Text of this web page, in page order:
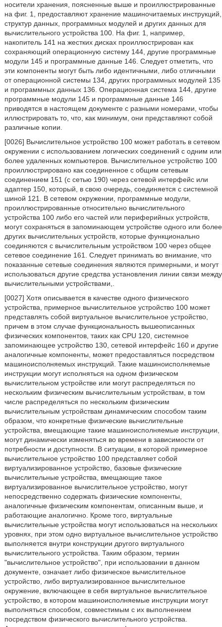
носители хранения, поясненные выше и проиллюстрированные
на фиг. 1, предоставляют хранение машиночитаемых инструкций,
структур данных, программных модулей и других данных для
вычислительного устройства 100. На фиг. 1, например,
накопитель 141 на жестких дисках проиллюстрирован как
сохраняющий операционную систему 144, другие программные
модули 145 и программные данные 146. Следует отметить, что
эти компоненты могут быть либо идентичными, либо отличными
от операционной системы 134, других программных модулей 135
и программных данных 136. Операционная система 144, другие
программные модули 145 и программные данные 146
приводятся в настоящем документе с разными номерами, чтобы
иллюстрировать то, что, как минимум, они представляют собой
различные копии.
[0026] Вычислительное устройство 100 может работать в сетевом
окружении с использованием логических соединений с одним или
более удаленных компьютеров. Вычислительное устройство 100
проиллюстрировано как соединенное с общим сетевым
соединением 151 (с сетью 190) через сетевой интерфейс или
адаптер 150, который, в свою очередь, соединяется с системной
шиной 121. В сетевом окружении, программные модули,
проиллюстрированные относительно вычислительного
устройства 100 либо его частей или периферийных устройств,
могут сохраняться в запоминающем устройстве одного или более
других вычислительных устройств, которые функционально
соединяются с вычислительным устройством 100 через общее
сетевое соединение 161. Следует принимать во внимание, что
показанные сетевые соединения являются примерными, и могут
использоваться другие средства установления линии связи между
вычислительными устройствами,.
[0027] Хотя описывается в качестве одного физического
устройства, примерное вычислительное устройство 100 может
представлять собой виртуальное вычислительное устройство,
причем в этом случае функциональность вышеописанных
физических компонентов, таких как CPU 120, системное
запоминающее устройство 130, сетевой интерфейс 160 и другие
аналогичные компоненты, может предоставляться посредством
машиноисполняемых инструкций. Такие машиноисполняемые
инструкции могут исполняться на одном физическом
вычислительном устройстве или могут распределяться по
нескольким физическим вычислительным устройствам, в том
числе распределяться по нескольким физическим
вычислительным устройствам динамическим способом таким
образом, что конкретные физические вычислительные
устройства, вмещающие такие машиноисполняемые инструкции,
могут динамически изменяться во времени в зависимости от
потребности и доступности. В ситуации, в которой примерное
вычислительное устройство 100 представляет собой
виртуализированное устройство, базовые физические
вычислительные устройства, вмещающие такое
виртуализированное вычислительное устройство, могут
непосредственно содержать физические компоненты,
аналогичные физическим компонентам, описанным выше, и
работающие аналогично. Кроме того, виртуальные
вычислительные устройства могут использоваться на нескольких
уровнях, при этом одно виртуальное вычислительное устройство
выполняется внутри конструкции другого виртуального
вычислительного устройства. Таким образом, термин
"вычислительное устройство", при использовании в данном
документе, означает либо физическое вычислительное
устройство, либо виртуализированное вычислительное
окружение, включающее в себя виртуальное вычислительное
устройство, в котором машиноисполняемые инструкции могут
выполняться способом, совместимым с их выполнением
посредством физического вычислительного устройства.